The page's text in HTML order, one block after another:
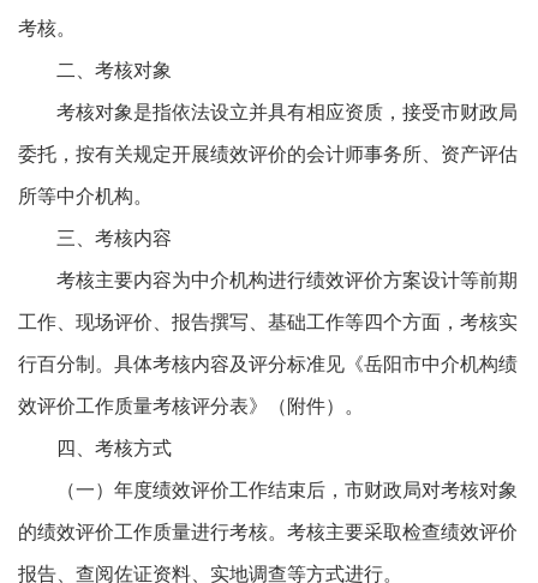
考核。
二、考核对象
考核对象是指依法设立并具有相应资质，接受市财政局
委托，按有关规定开展绩效评价的会计师事务所、资产评估
所等中介机构。
三、考核内容
考核主要内容为中介机构进行绩效评价方案设计等前期
工作、现场评价、报告撰写、基础工作等四个方面，考核实
行百分制。具体考核内容及评分标准见《岳阳市中介机构绩
效评价工作质量考核评分表》（附件）。
四、考核方式
（一）年度绩效评价工作结束后，市财政局对考核对象
的绩效评价工作质量进行考核。考核主要采取检查绩效评价
报告、查阅佐证资料、实地调查等方式进行。